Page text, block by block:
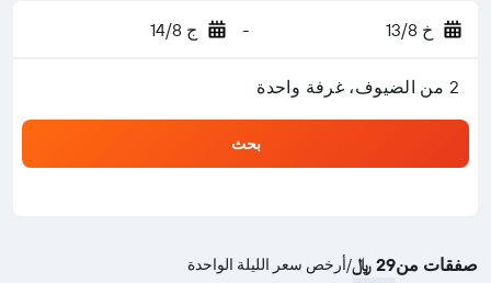
خ 13/8 - ج 14/8
2 من الضيوف، غرفة واحدة
بحث
صفقات من29 ﷼ /أرخص سعر الليلة الواحدة